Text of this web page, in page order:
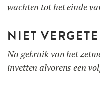
wachten tot het einde
NIET
Na gebruik van het
invetten alvorens een